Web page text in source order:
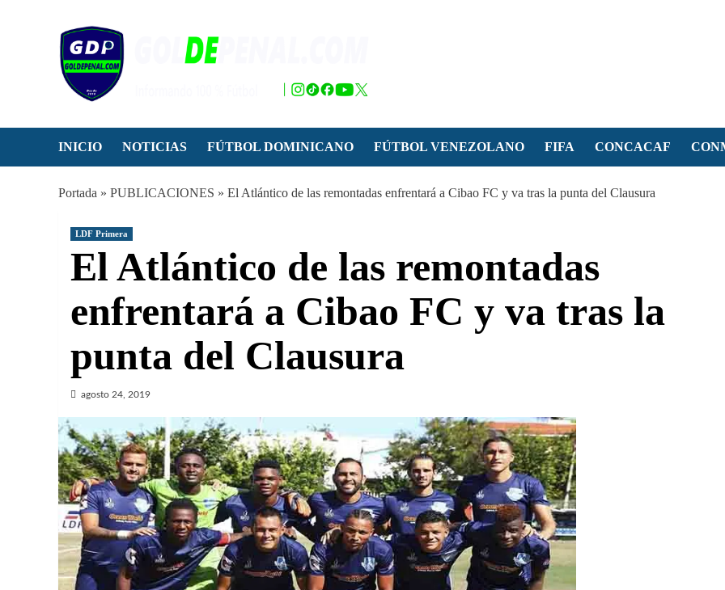
INICIO NOTICIAS FÚTBOL DOMINICANO FÚTBOL VENEZOLANO FIFA CONCACAF
Portada » PUBLICACIONES » El Atlántico de las remontadas enfrentará a Cibao FC y va tras la punta del Clausura
LDF Primera
El Atlántico de las remontadas
enfrentará a Cibao FC y va tras la
punta del Clausura
agosto 24, 2019